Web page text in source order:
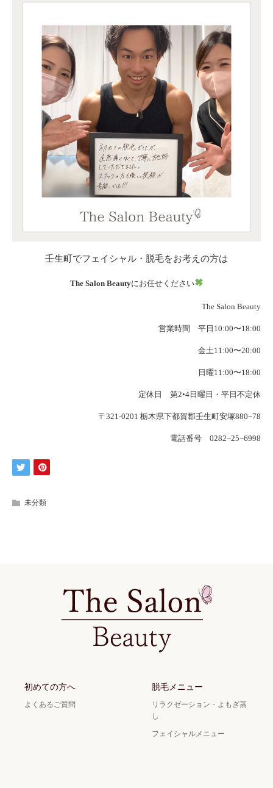
壬生町でフェイシャル・脱毛をお考えの方は
The Salon Beautyにお任せください
The Salon Beauty
営業時間 平日10:00〜18:00
金土11:00〜20:00
日曜11:00〜18:00
定休日 第2•4日曜日・平日不定休
〒321-0201 栃木県下都賀郡壬生町安塚880−78
電話番号 0282−25−6998
未分類
初めての方へ
よくあるご質問
脱毛メニュー
リラクゼーション・よもぎ蒸
し
フェイシャルメニュー